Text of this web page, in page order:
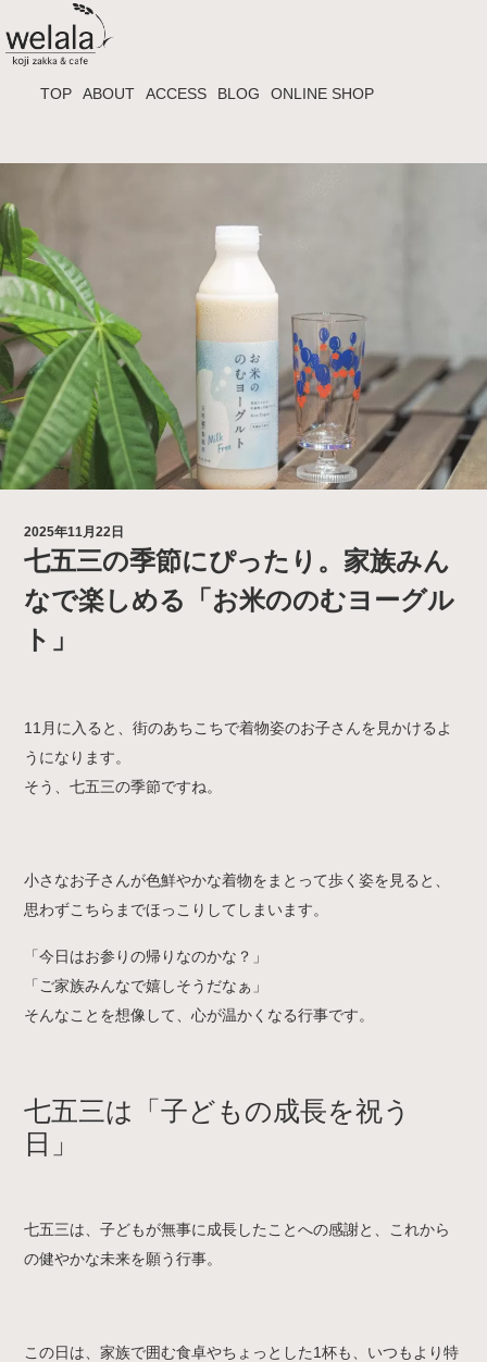
TOP ABOUT ACCESS BLOG ONLINE SHOP
2025年11月22日
七五三の季節にぴったり。家族みん
なで楽しめる「お米ののむヨーグル
ト」
11月に入ると、街のあちこちで着物姿のお子さんを見かけるよ
うになります。
そう、七五三の季節ですね。
小さなお子さんが色鮮やかな着物をまとって歩く姿を見ると、
思わずこちらまでほっこりしてしまいます。
「今日はお参りの帰りなのかな？」
「ご家族みんなで嬉しそうだなぁ」
そんなことを想像して、心が温かくなる行事です。
七五三は「子どもの成長を祝う
日」
七五三は、子どもが無事に成長したことへの感謝と、これから
の健やかな未来を願う行事。
この日は、家族で囲む食卓やちょっとした1杯も、いつもより特